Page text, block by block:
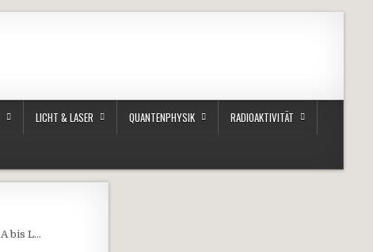
LICHT & LASER QUANTENPHYSIK RADIOAKTIVITÄT
bis L…